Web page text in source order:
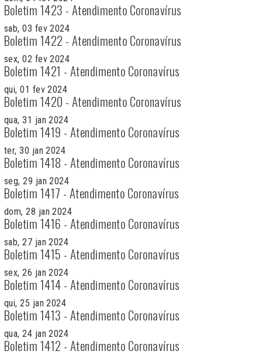
Boletim 1423 - Atendimento Coronavírus
sab, 03 fev 2024
Boletim 1422 - Atendimento Coronavírus
sex, 02 fev 2024
Boletim 1421 - Atendimento Coronavírus
qui, 01 fev 2024
Boletim 1420 - Atendimento Coronavírus
qua, 31 jan 2024
Boletim 1419 - Atendimento Coronavírus
ter, 30 jan 2024
Boletim 1418 - Atendimento Coronavírus
seg, 29 jan 2024
Boletim 1417 - Atendimento Coronavírus
dom, 28 jan 2024
Boletim 1416 - Atendimento Coronavírus
sab, 27 jan 2024
Boletim 1415 - Atendimento Coronavírus
sex, 26 jan 2024
Boletim 1414 - Atendimento Coronavírus
qui, 25 jan 2024
Boletim 1413 - Atendimento Coronavírus
qua, 24 jan 2024
Boletim 1412 - Atendimento Coronavírus